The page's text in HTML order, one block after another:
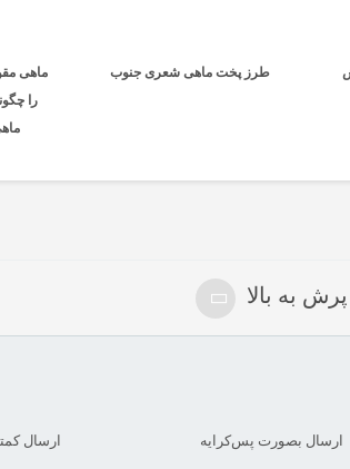
طرز پخت ماهی شعری جنوب
ماهی
را
پرش به بالا
ارسال کمتر از ارسال بصورت پس‌کرایه